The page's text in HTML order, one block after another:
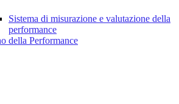
Sistema di misurazione e valutazione della
performance
della Performance